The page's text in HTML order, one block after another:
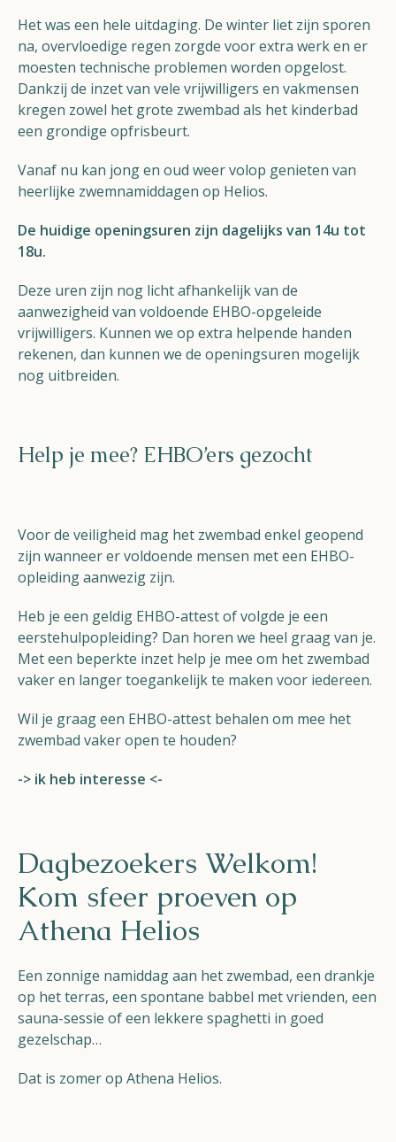
Het was een hele uitdaging. De winter liet zijn sporen
na, overvloedige regen zorgde voor extra werk en er
moesten technische problemen worden opgelost.
Dankzij de inzet van vele vrijwilligers en vakmensen
kregen zowel het grote zwembad als het kinderbad
een grondige opfrisbeurt.
Vanaf nu kan jong en oud weer volop genieten van
heerlijke zwemnamiddagen op Helios.
De huidige openingsuren zijn dagelijks van 14u tot
18u.
Deze uren zijn nog licht afhankelijk van de
aanwezigheid van voldoende EHBO-opgeleide
vrijwilligers. Kunnen we op extra helpende handen
rekenen, dan kunnen we de openingsuren mogelijk
nog uitbreiden.
Help je mee? EHBO’ers gezocht
Voor de veiligheid mag het zwembad enkel geopend
zijn wanneer er voldoende mensen met een EHBO-
opleiding aanwezig zijn.
Heb je een geldig EHBO-attest of volgde je een
eerstehulpopleiding? Dan horen we heel graag van je.
Met een beperkte inzet help je mee om het zwembad
vaker en langer toegankelijk te maken voor iedereen.
Wil je graag een EHBO-attest behalen om mee het
zwembad vaker open te houden?
-> ik heb interesse <-
Dagbezoekers Welkom!
Kom sfeer proeven op
Athena Helios
Een zonnige namiddag aan het zwembad, een drankje
op het terras, een spontane babbel met vrienden, een
sauna-sessie of een lekkere spaghetti in goed
gezelschap…
Dat is zomer op Athena Helios.